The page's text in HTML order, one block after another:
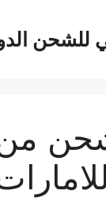
للشحن